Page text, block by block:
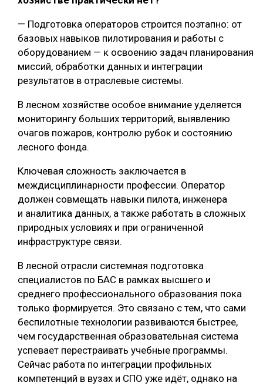
— Подготовка операторов строится поэтапно: от
базовых навыков пилотирования и работы с
оборудованием — к освоению задач планирования
миссий, обработки данных и интеграции
результатов в отраслевые системы.
В лесном хозяйстве особое внимание уделяется
мониторингу больших территорий, выявлению
очагов пожаров, контролю рубок и состоянию
лесного фонда.
Ключевая сложность заключается в
междисциплинарности профессии. Оператор
должен совмещать навыки пилота, инженера
и аналитика данных, а также работать в сложных
природных условиях и при ограниченной
инфраструктуре связи.
В лесной отрасли системная подготовка
специалистов по БАС в рамках высшего и
среднего профессионального образования пока
только формируется. Это связано с тем, что сами
беспилотные технологии развиваются быстрее,
чем государственная образовательная система
успевает перестраивать учебные программы.
Сейчас работа по интеграции профильных
компетенций в вузах и СПО уже идёт, однако на